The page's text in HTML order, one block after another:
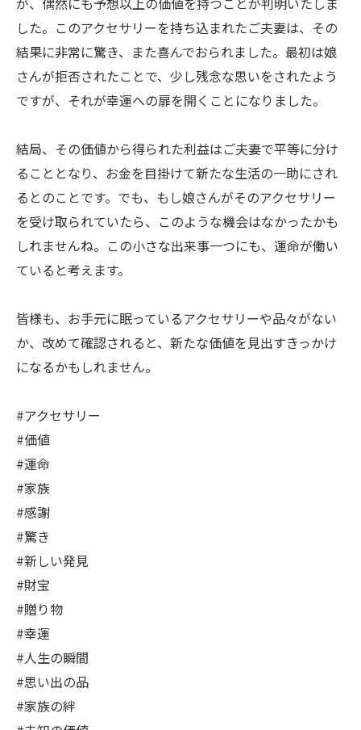
した。このアクセサリーを持ち込まれたご夫妻は、その
結果に非常に驚き、また喜んでおられました。最初は娘
さんが拒否されたことで、少し残念な思いをされたよう
ですが、それが幸運への扉を開くことになりました。
結局、その価値から得られた利益はご夫妻で平等に分け
ることとなり、お金を目掛けて新たな生活の一助にされ
るとのことです。でも、もし娘さんがそのアクセサリー
を受け取られていたら、このような機会はなかったかも
しれませんね。この小さな出来事一つにも、運命が働い
ていると考えます。
皆様も、お手元に眠っているアクセサリーや品々がない
か、改めて確認されると、新たな価値を見出すきっかけ
になるかもしれません。
#アクセサリー
#価値
#運命
#家族
#感謝
#驚き
#新しい発見
#財宝
#贈り物
#幸運
#人生の瞬間
#思い出の品
#家族の絆